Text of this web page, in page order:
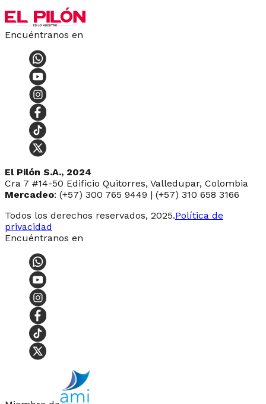
Encuéntranos en
El Pilón S.A., 2024
Cra 7 #14-50 Edificio Quitorres, Valledupar, Colombia
Mercadeo: (+57) 300 765 9449 | (+57) 310 658 3166
Todos los derechos reservados, 2025.Política de
privacidad
Encuéntranos en